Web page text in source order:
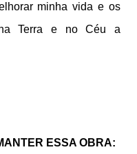
minha vida e os
Terra e no Céu a
ESSA OBRA: